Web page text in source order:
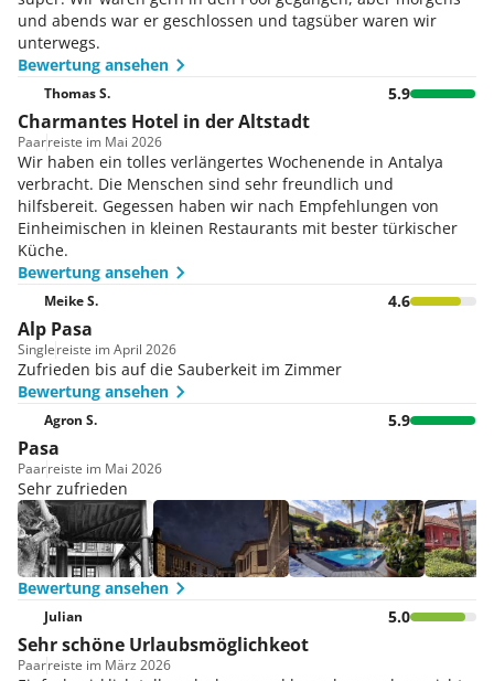
Hausschuhen und Föhn auf.
und abends war er geschlossen und tagsüber waren wir
unterwegs.
Bewertung ansehen
Thomas S. 5.9
Charmantes Hotel in der Altstadt
Paarreiste im Mai 2026
Wir haben ein tolles verlängertes Wochenende in Antalya
verbracht. Die Menschen sind sehr freundlich und
hilfsbereit. Gegessen haben wir nach Empfehlungen von
Einheimischen in kleinen Restaurants mit bester türkischer
Küche.
Bewertung ansehen
Meike S. 4.6
Alp Pasa
Singlereiste im April 2026
Zufrieden bis auf die Sauberkeit im Zimmer
Bewertung ansehen
Agron S. 5.9
Pasa
Paarreiste im Mai 2026
Sehr zufrieden
Bewertung ansehen
Julian 5.0
Sehr schöne Urlaubsmöglichkeot
Paarreiste im März 2026